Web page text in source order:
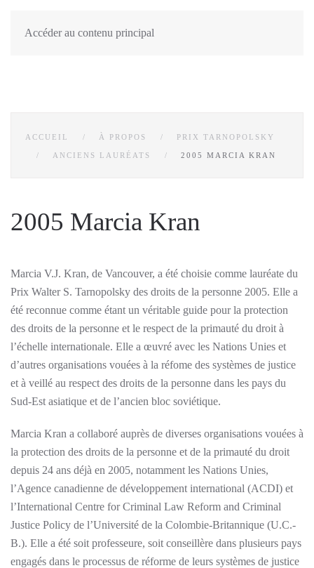
Accéder au contenu principal
ACCUEIL À PROPOS PRIX TARNOPOLSKY
ANCIENS LAURÉATS 2005 MARCIA KRAN
2005 Marcia Kran
Marcia V.J. Kran, de Vancouver, a été choisie comme lauréate du
Prix Walter S. Tarnopolsky des droits de la personne 2005. Elle a
été reconnue comme étant un véritable guide pour la protection
des droits de la personne et le respect de la primauté du droit à
l’échelle internationale. Elle a œuvré avec les Nations Unies et
d’autres organisations vouées à la réfome des systèmes de justice
et à veillé au respect des droits de la personne dans les pays du
Sud-Est asiatique et de l’ancien bloc soviétique.
Marcia Kran a collaboré auprès de diverses organisations vouées à
la protection des droits de la personne et de la primauté du droit
depuis 24 ans déjà en 2005, notamment les Nations Unies,
l’Agence canadienne de développement international (ACDI) et
l’International Centre for Criminal Law Reform and Criminal
Justice Policy de l’Université de la Colombie-Britannique (U.C.-
B.). Elle a été soit professeure, soit conseillère dans plusieurs pays
engagés dans le processus de réforme de leurs systèmes de justice